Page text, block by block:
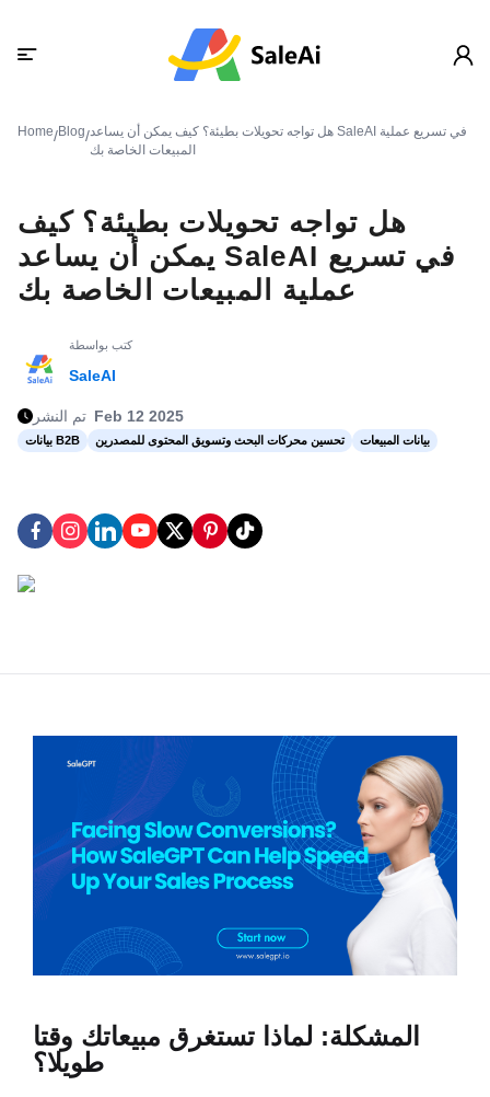
Home/Blog/هل تواجه تحويلات بطيئة؟ كيف يمكن أن يساعد SaleAI في تسريع عملية
المبيعات الخاصة بك
هل تواجه تحويلات بطيئة؟ كيف
يمكن أن يساعد SaleAI في تسريع
عملية المبيعات الخاصة بك
كتب بواسطة
SaleAI
تم النشر Feb 12 2025
بيانات B2B تحسين محركات البحث وتسويق المحتوى للمصدرين بيانات المبيعات
المشكلة: لماذا تستغرق مبيعاتك وقتا
طويلا؟